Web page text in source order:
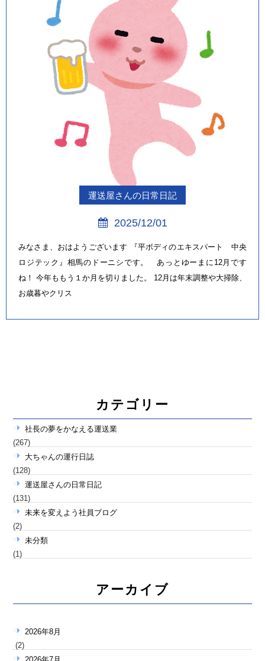
運送屋さんの日常日記
2025/12/01
みなさま、おはようございます 『平ボディのエキスパート 中央
ロジテック』相馬のドーニシです。 あっとゆーまに12月です
ね！ 今年ももう１か月を切りました。 12月は年末調整や大掃除、
お歳暮やクリス
カテゴリー
社長の夢をかなえる運送業
(267)
大ちゃんの運行日誌
(128)
運送屋さんの日常日記
(131)
未来を変えよう社員ブログ
(2)
未分類
(1)
アーカイブ
2026年8月
(2)